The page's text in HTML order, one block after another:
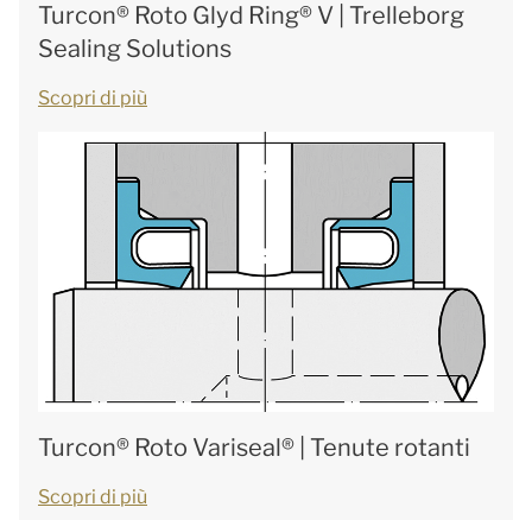
Turcon® Roto Glyd Ring® V | Trelleborg
Sealing Solutions
Scopri di più
Turcon® Roto Variseal® | Tenute rotanti
Scopri di più